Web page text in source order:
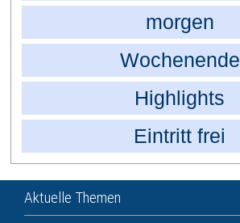
morgen
Wochenende
Highlights
Eintritt frei
Aktuelle Themen